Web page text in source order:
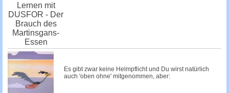
Lernen mit
DUSFOR - Der
Brauch des
Martinsgans-
Essen
Es gibt zwar keine Helmpflicht und Du wirst natürlich
auch 'oben ohne' mitgenommen, aber: